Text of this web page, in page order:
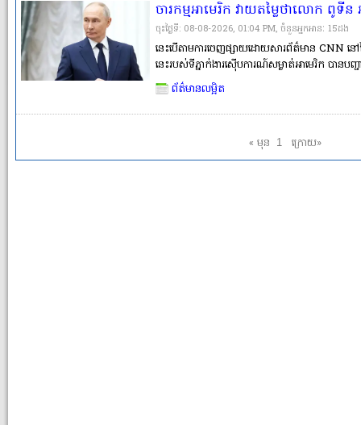
ចារកម្មអាមេរិក វាយតម្លៃថាលោក ពូទីន
តេស្ដលើសាមគ្គីភាពរបស់ NATO
ចុះថ្ងៃទី: 08-08-2026, 01:04 PM, ចំនួនអ្នកអានៈ​ 15ដង
នេះបើតាមការចេញផ្សាយដោយសារព័ត៌មាន CNN នៅ
នេះរបស់ទីភ្នាក់ងារស៊ើបការណ៍សម្ងាត់អាមេរិក បានប
នឹងព្យាយាមធ្វើតេស្តលើសាមគ្គីភាព និងការប្ដេជ្ញាចិត្
ប្រហារទ្រង់ទ្រ�
ព័ត៌មានលម្អិត
« មុន 1 ក្រោយ»